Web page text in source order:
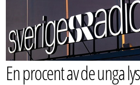
En procent av de unga